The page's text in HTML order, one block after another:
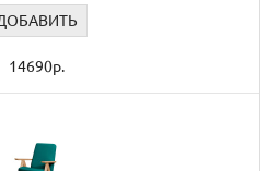
14690р.